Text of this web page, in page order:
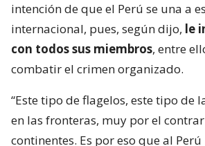
intención de que el Perú se una a
internacional, pues, según dijo, le
con todos sus miembros, entre
combatir el crimen organizado.
“Este tipo de flagelos, este tipo de
en las fronteras, muy por el
continentes. Es por eso que al